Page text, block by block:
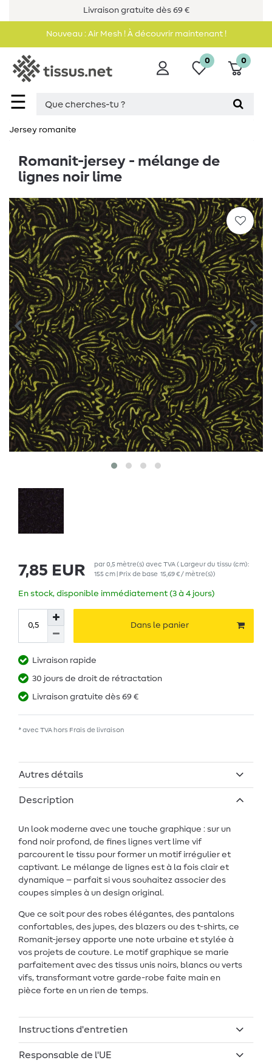
Livraison gratuite dès 69 €
Nouveau : Air Mesh ! À découvrir maintenant !
☰
0 0
Jersey romanite
Romanit-jersey - mélange de
lignes noir lime
7,85 EUR par0,5 mètre(s) avec TVA( Largeur du tissu (cm):
155 cm | Prix de base 15,69 € / mètre(s))
En stock, disponible immédiatement (3 à 4 jours)
Dans le panier
Livraison rapide
30 jours de droit de rétractation
Livraison gratuite dès 69 €
* avec TVA hors Frais de livraison
Autres détails
Description
Un look moderne avec une touche graphique : sur un
fond noir profond, de fines lignes vert lime vif
parcourent le tissu pour former un motif irrégulier et
captivant. Le mélange de lignes est à la fois clair et
dynamique – parfait si vous souhaitez associer des
coupes simples à un design original.
Que ce soit pour des robes élégantes, des pantalons
confortables, des jupes, des blazers ou des t-shirts, ce
Romanit-jersey apporte une note urbaine et stylée à
vos projets de couture. Le motif graphique se marie
parfaitement avec des tissus unis noirs, blancs ou verts
vifs, transformant votre garde-robe faite main en
pièce forte en un rien de temps.
Instructions d'entretien
Responsable de l'UE